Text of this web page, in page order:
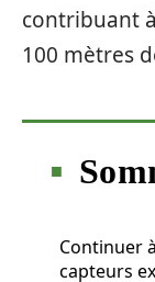
contribuant
100 mètres
Continuer
capteurs